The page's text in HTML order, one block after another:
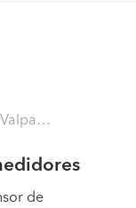
Quillota)
de